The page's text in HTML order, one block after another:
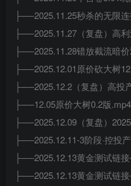
├──2025.11.25秒杀的无限
├──2025.11.27（复盘）高
├──2025.11.28错放截流暗
├──2025.12.01原价砍大树
├──2025.12.2（复盘）高投
├──12.05原价大树0.2版.mp4
├──2025.12.09（复盘）
├──2025.12.11-3阶段·控投
├──2025.12.13黄金测试链
├──2025.12.13黄金测试链